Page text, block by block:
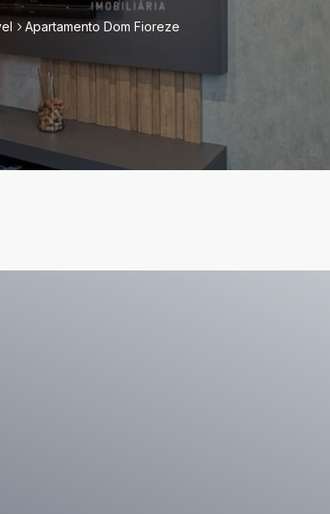
Apartamento Dom Fioreze